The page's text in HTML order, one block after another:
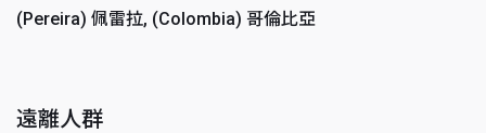
(Pereira) 佩雷拉, (Colombia) 哥倫比亞
遠離人群